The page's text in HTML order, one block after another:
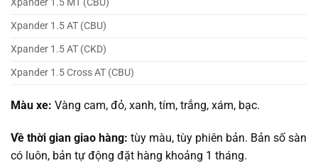
Xpander 1.5 MT (CBU)
Xpander 1.5 AT (CBU)
Xpander 1.5 AT (CKD)
Xpander 1.5 Cross AT (CBU)
Màu xe: Vàng cam, đỏ, xanh, tím, trắng, xám, bạc.
Về thời gian giao hàng: tùy màu, tùy phiên bản. Bản số sàn
có luôn, bản tự động đặt hàng khoảng 1 tháng.